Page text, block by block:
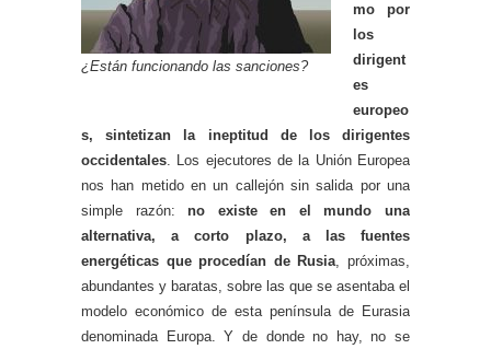
¿Están funcionando las sanciones?
mo por
los
dirigent
es
europeo
s, sintetizan la ineptitud de los dirigentes
occidentales . Los ejecutores de la Unión Europea
nos han metido en un callejón sin salida por una
simple razón:no existe en el mundo una
alternativa, a corto plazo, a las fuentes
energéticas que procedían de Rusia , próximas,
abundantes y baratas, sobre las que se asentaba el
modelo económico de esta península de Eurasia
denominada Europa. Y de donde no hay, no se